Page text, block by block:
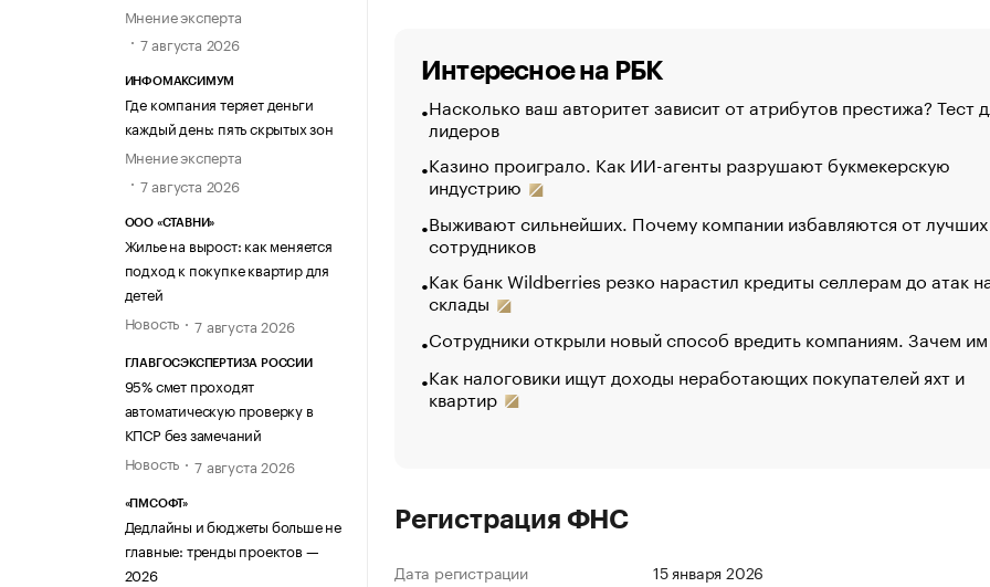
Мнение эксперта
7 августа 2026
ИНФОМАКСИМУМ
Где компания теряет деньги
каждый день: пять скрытых зон
Мнение эксперта
7 августа 2026
ООО «СТАВНИ»
Жилье на вырост: как меняется
подход к покупке квартир для
детей
Новость
7 августа 2026
ГЛАВГОСЭКСПЕРТИЗА РОССИИ
95% смет проходят
автоматическую проверку в
КПСР без замечаний
Новость
7 августа 2026
«ПМСОФТ»
Дедлайны и бюджеты больше не
главные: тренды проектов —
2026
Интересное на РБК
Насколько ваш авторитет зависит от атрибутов престижа? Тест
лидеров
Казино проиграло. Как ИИ-агенты разрушают букмекерскую
индустрию
Выживают сильнейших. Почему компании избавляются от лучших
сотрудников
Как банк Wildberries резко нарастил кредиты селлерам до атак
склады
Сотрудники открыли новый способ вредить компаниям. Зачем
Как налоговики ищут доходы неработающих покупателей яхт и
квартир
Регистрация ФНС
Дата регистрации
15 января 2026